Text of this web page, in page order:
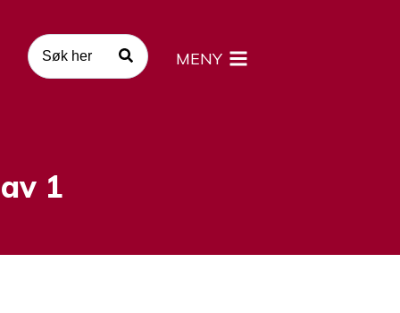
MENY
1